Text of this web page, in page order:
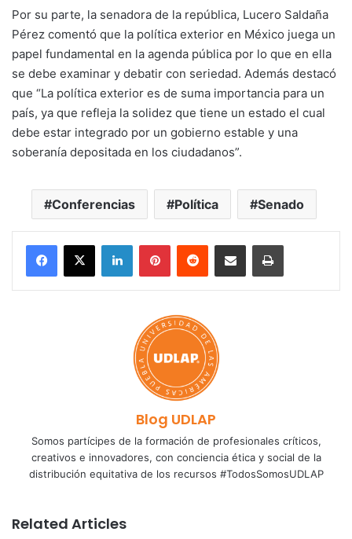
Por su parte, la senadora de la república, Lucero Saldaña
Pérez comentó que la política exterior en México juega un
papel fundamental en la agenda pública por lo que en ella
se debe examinar y debatir con seriedad. Además destacó
que “La política exterior es de suma importancia para un
país, ya que refleja la solidez que tiene un estado el cual
debe estar integrado por un gobierno estable y una
soberanía depositada en los ciudadanos”.
Conferencias Política Senado
LinkedInPinterestReddit Share via Email Print
Blog UDLAP
Somos partícipes de la formación de profesionales críticos,
creativos e innovadores, con conciencia ética y social de la
distribución equitativa de los recursos #TodosSomosUDLAP
Related Articles